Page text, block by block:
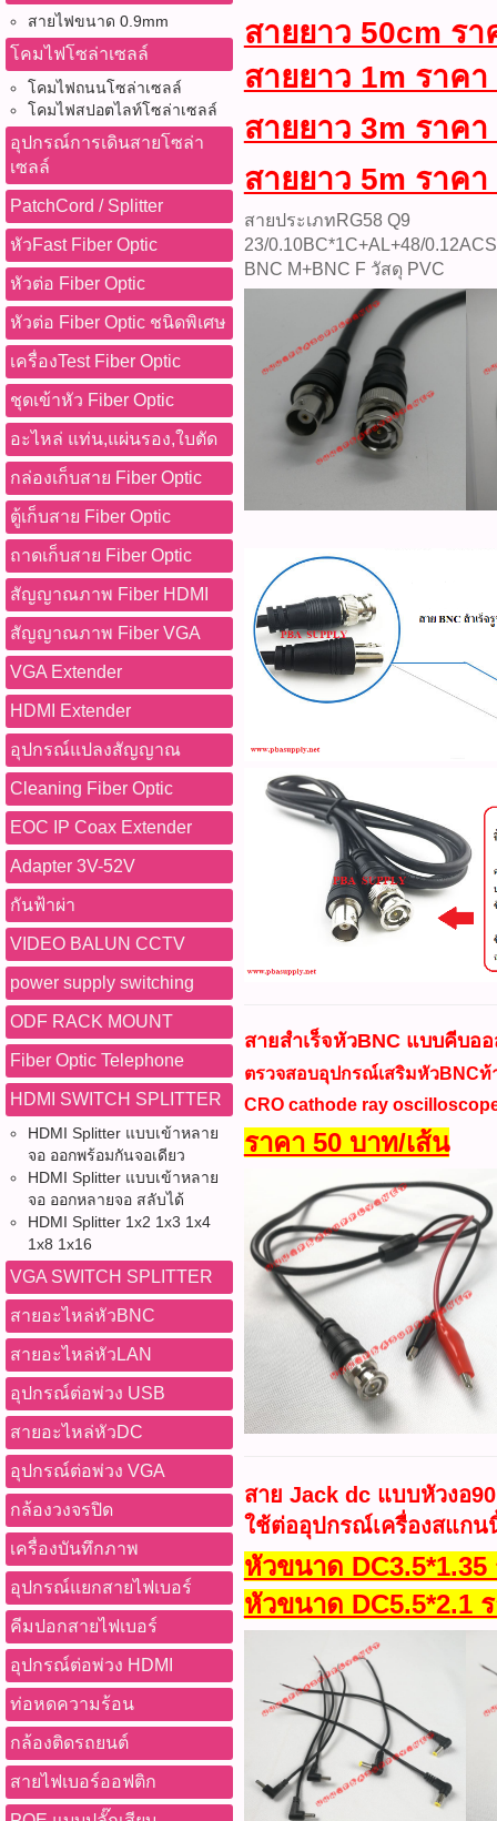
สายไฟขนาด 0.9mm
โคมไฟโซล่าเซลล์
โคมไฟถนนโซล่าเซลล์
โคมไฟสปอตไลท์โซล่าเซลล์
อุปกรณ์การเดินสายโซล่า
เซลล์
PatchCord / Splitter
หัวFast Fiber Optic
หัวต่อ Fiber Optic
หัวต่อ Fiber Optic ชนิดพิเศษ
เครื่องTest Fiber Optic
ชุดเข้าหัว Fiber Optic
อะไหล่ แท่น,แผ่นรอง,ใบตัด
กล่องเก็บสาย Fiber Optic
ตู้เก็บสาย Fiber Optic
ถาดเก็บสาย Fiber Optic
สัญญาณภาพ Fiber HDMI
สัญญาณภาพ Fiber VGA
VGA Extender
HDMI Extender
อุปกรณ์แปลงสัญญาณ
Cleaning Fiber Optic
EOC IP Coax Extender
Adapter 3V-52V
กันฟ้าผ่า
VIDEO BALUN CCTV
power supply switching
ODF RACK MOUNT
Fiber Optic Telephone
HDMI SWITCH SPLITTER
HDMI Splitter แบบเข้าหลาย
จอ ออกพร้อมกันจอเดียว
HDMI Splitter แบบเข้าหลาย
จอ ออกหลายจอ สลับได้
HDMI Splitter 1x2 1x3 1x4
1x8 1x16
VGA SWITCH SPLITTER
สายอะไหล่หัวBNC
สายอะไหล่หัวLAN
อุปกรณ์ต่อพ่วง USB
สายอะไหล่หัวDC
อุปกรณ์ต่อพ่วง VGA
กล้องวงจรปิด
เครื่องบันทึกภาพ
อุปกรณ์แยกสายไฟเบอร์
คีมปอกสายไฟเบอร์
อุปกรณ์ต่อพ่วง HDMI
ท่อหดความร้อน
กล้องติดรถยนต์
สายไฟเบอร์ออฟติก
สายยาว 50cm ร
สายยาว 1m ราค
สายยาว 3m ราค
สายยาว 5m ราค
สายประเภทRG58 Q9
23/0.10BC*1C+AL+48/
BNC M+BNC F วัสดุ PVC
สายสำเร็จหัวBNC แบบคีบอ
ตรวจสอบอุปกรณ์เสริมหัวBNC
CRO cathode ray
ราคา 50 บาท/เส้น
สาย Jack dc แบบหัวงอ
ใช้ต่ออุปกรณ์เครื่องสแกน
หัวขนาด DC3.5*1.35
หัวขนาด DC5.5*2.1